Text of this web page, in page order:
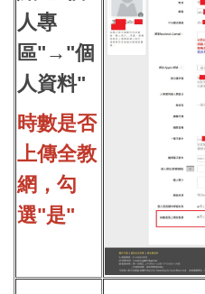
人專
區"→"個
人資料"
時數是否
上傳全教
網，勾
選"是"